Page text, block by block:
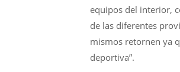
equipos del interior,
de las diferentes
mismos retornen ya
deportiva”.